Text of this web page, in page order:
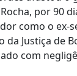
por 90
como o ex-
da Justiça de
com